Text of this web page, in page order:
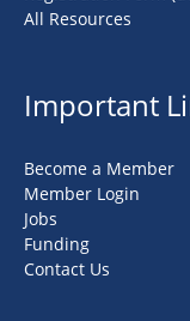
All Resources
Important
Become a Member
Member Login
Jobs
Funding
Contact Us